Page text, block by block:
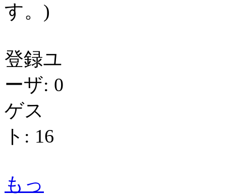
す。)
登録ユ
ーザ: 0
ゲス
ト: 16
もっ